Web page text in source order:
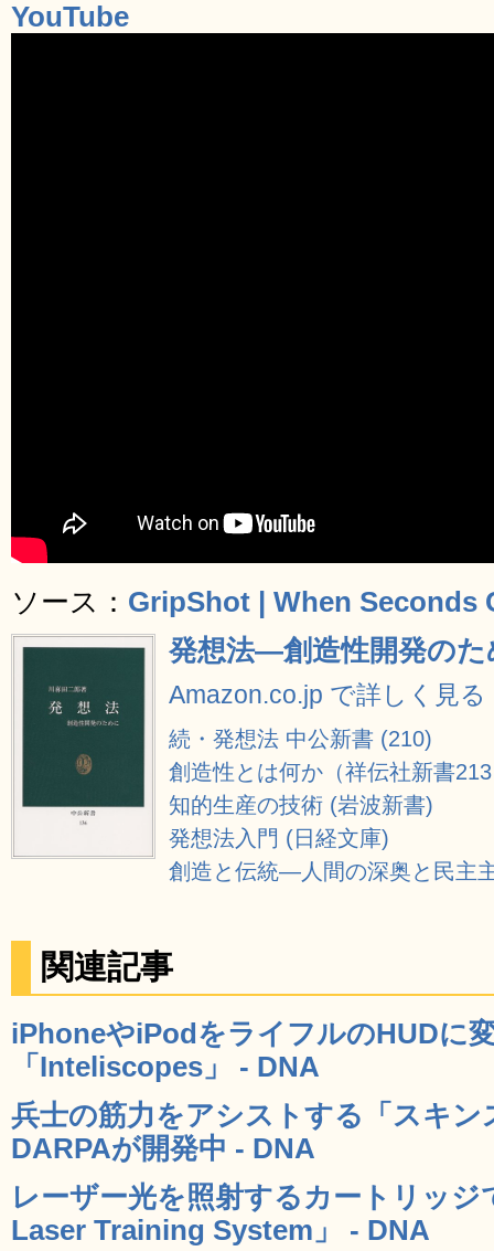
YouTube
ソース： GripShot | When Seconds
発想法―創造性開発のた
Amazon.co.jp で詳しく見る
続・発想法 中公新書 (210)
創造性とは何か（祥伝社新書
知的生産の技術 (岩波新書)
発想法入門 (日経文庫)
創造と伝統―人間の深奥と民主
関連記事
iPhoneやiPodをライフルのHUDに
「Inteliscopes」 - DNA
兵士の筋力をアシストする「スキン
DARPAが開発中 - DNA
レーザー光を照射するカートリッ
Laser Training System」 - DNA